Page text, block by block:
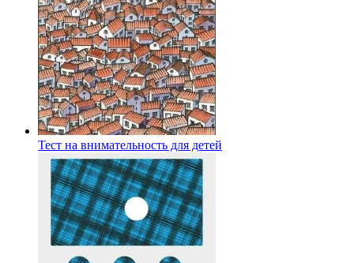
Тест на внимательность для детей